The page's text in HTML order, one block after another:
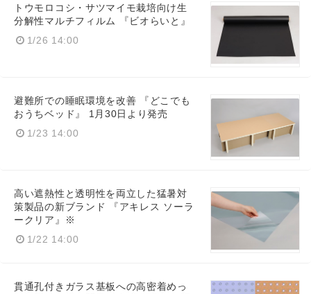
トウモロコシ・サツマイモ栽培向け生
分解性マルチフィルム 『ビオらいと』
1/26 14:00
避難所での睡眠環境を改善 『どこでも
おうちベッド』 1月30日より発売
1/23 14:00
高い遮熱性と透明性を両立した猛暑対
策製品の新ブランド 『アキレス ソーラ
ークリア』※
1/22 14:00
貫通孔付きガラス基板への高密着めっ